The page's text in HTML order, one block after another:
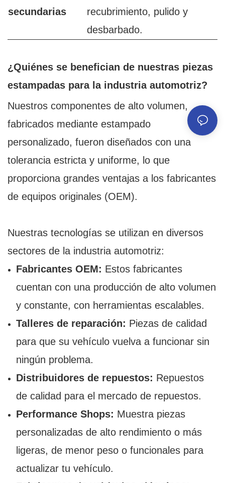
secundarias
recubrimiento, pulido y
desbarbado.
¿Quiénes se benefician de nuestras piezas
estampadas para la industria automotriz?
Nuestros componentes de alto volumen,
fabricados mediante estampado
personalizado, fueron diseñados con una
tolerancia estricta y uniforme, lo que
proporciona grandes ventajas a los fabricantes
de equipos originales (OEM).
Nuestras tecnologías se utilizan en diversos
sectores de la industria automotriz:
Fabricantes OEM: Estos fabricantes
cuentan con una producción de alto volumen
y constante, con herramientas escalables.
Talleres de reparación: Piezas de calidad
para que su vehículo vuelva a funcionar sin
ningún problema.
Distribuidores de repuestos: Repuestos
de calidad para el mercado de repuestos.
Performance Shops: Muestra piezas
personalizadas de alto rendimiento o más
ligeras, de menor peso o funcionales para
actualizar tu vehículo.